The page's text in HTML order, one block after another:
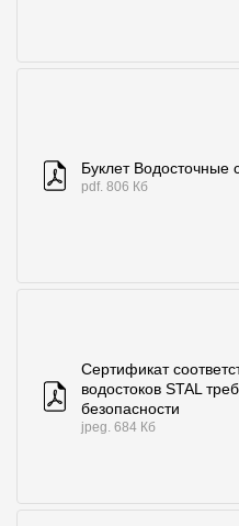
Буклет Водосточные
pdf. 806 Кб
Сертификат
водостоков STAL
безопасности
jpeg. 684 Кб